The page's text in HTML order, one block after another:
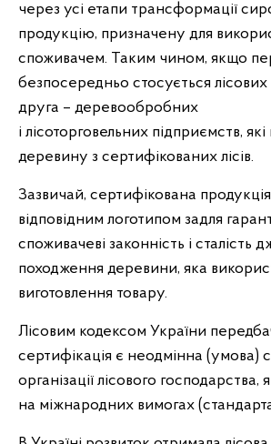
через усі етапи трансформації
продукцію, призначену для
споживачем. Таким чином, якщо
безпосередньо стосується лісових
друга – деревообробних
і лісоторговельних підприємств,
деревину з сертифікованих лісів.
Зазвичай, сертифікована
відповідним логотипом задля
споживачеві законність і сталість
походження деревини, яка
виготовлення товару.
Лісовим кодексом України
сертифікація є неодмінна (умова)
організації лісового господарства,
на міжнародних вимогах